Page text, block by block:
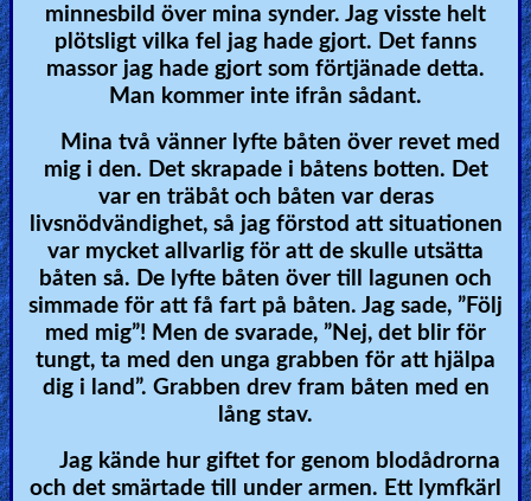
minnesbild över mina synder. Jag visste helt
plötsligt vilka fel jag hade gjort. Det fanns
massor jag hade gjort som förtjänade detta.
Man kommer inte ifrån sådant.
Mina två vänner lyfte båten över revet med
mig i den. Det skrapade i båtens botten. Det
var en träbåt och båten var deras
livsnödvändighet, så jag förstod att situationen
var mycket allvarlig för att de skulle utsätta
båten så. De lyfte båten över till lagunen och
simmade för att få fart på båten. Jag sade, ”Följ
med mig”! Men de svarade, ”Nej, det blir för
tungt, ta med den unga grabben för att hjälpa
dig i land”. Grabben drev fram båten med en
lång stav.
Jag kände hur giftet for genom blodådrorna
och det smärtade till under armen. Ett lymfkärl